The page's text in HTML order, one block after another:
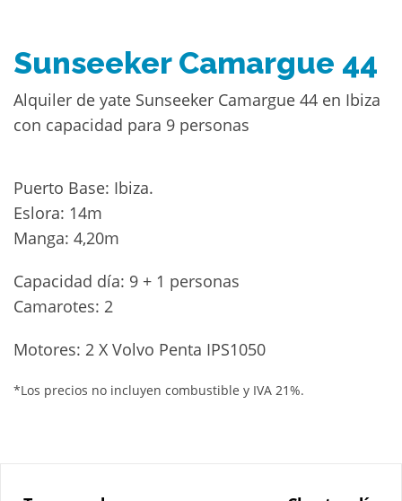
Sunseeker Camargue 44
Alquiler de yate Sunseeker Camargue 44 en Ibiza
con capacidad para 9 personas
Puerto Base: Ibiza.
Eslora: 14m
Manga: 4,20m
Capacidad día: 9 + 1 personas
Camarotes: 2
Motores: 2 X Volvo Penta IPS1050
*Los precios no incluyen combustible y IVA 21%.